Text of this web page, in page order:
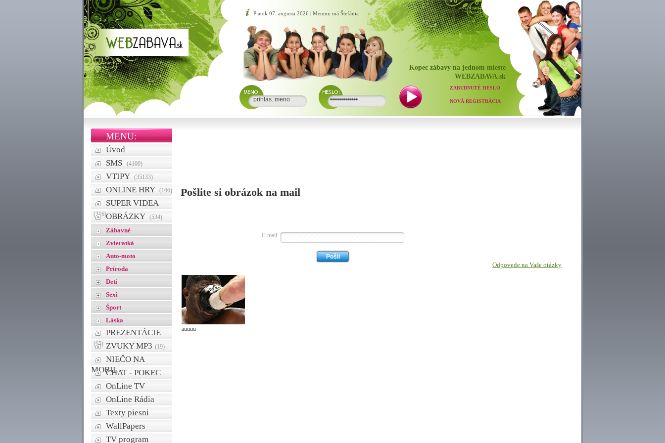
Piatok 07. augusta 2026 | Meniny má Štefánia
Kopec zábavy na jednom mieste
WEBZABAVA.sk
ZABUDNUTÉ HESLO
NOVÁ REGISTRÁCIA
MENU:
Úvod
SMS
(4100)
VTIPY (35133)
ONLINE HRY (166)
SUPER VIDEA
(316)OBRÁZKY (534)
Zábavné
Zvieratká
Auto-moto
Príroda
Deti
Sexi
Šport
Láska
PREZENTÁCIE
(65) ZVUKY MP3 (19)
NIEČO NA
MOBILCHAT - POKEC
OnLine TV
OnLine Rádia
Texty piesni
WallPapers
TV program
Pošlite si obrázok na mail
E-mail:
auuuu
Odpovede na Vaše otázky